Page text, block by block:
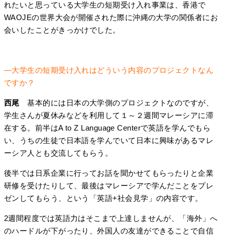
れたいと思っている大学生の短期受け入れ事業は、香港で
WAOJEの世界大会が開催された際に沖縄の大学の関係者にお
会いしたことがきっかけでした。
―大学生の短期受け入れはどういう内容のプロジェクトなん
ですか？
西尾 基本的には日本の大学側のプロジェクトなのですが、
学生さんが夏休みなどを利用して１～２週間マレーシアに滞
在する。前半はA to Z Language Centerで英語を学んでもら
い、うちの生徒で日本語を学んでいて日本に興味があるマレ
ーシア人とも交流してもらう。
後半では日系企業に行ってお話を聞かせてもらったりと企業
研修を受けたりして、最後はマレーシアで学んだことをプレ
ゼンしてもらう、という「英語+社会見学」の内容です。
2週間程度では英語力はそこまで上達しませんが、「海外」へ
のハードルが下がったり、外国人の友達ができることで自信